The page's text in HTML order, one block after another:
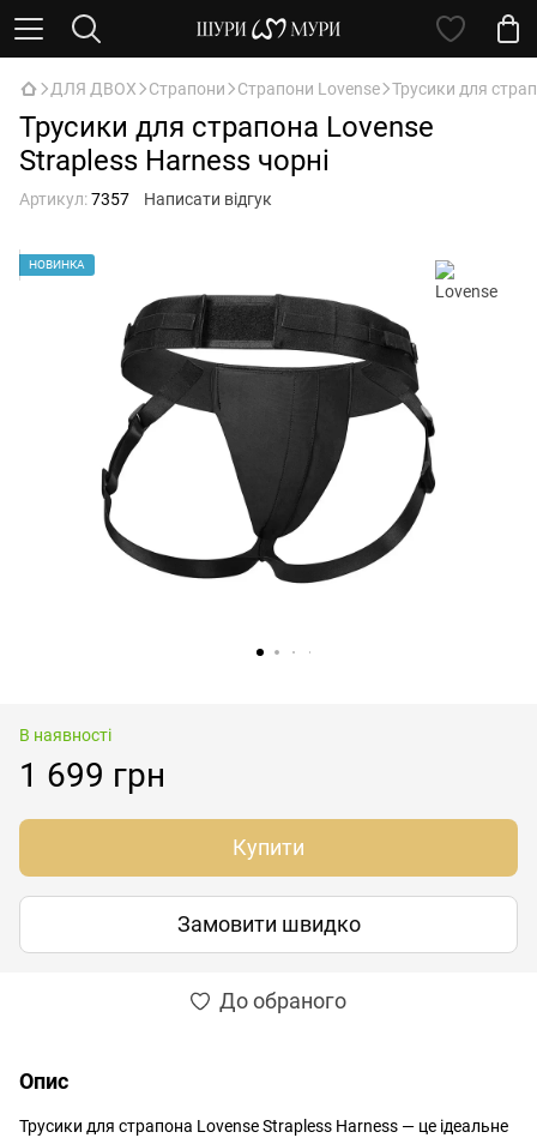
ДЛЯ ДВОХ Страпони Страпони Lovense Трусики для
Трусики для страпона Lovense
Strapless Harness чорні
Артикул:7357 Написати відгук
НОВИНКА
В наявності
1 699 грн
Купити
Замовити швидко
До обраного
Опис
Трусики для страпона Lovense Strapless Harness — це ідеальне